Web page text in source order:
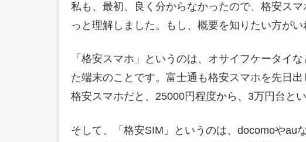
私も、最初、良く分からなかったので、格安ス
っと理解しました。もし、概要を知りたい方がい
「格安スマホ」というのは、オサイフケータイ
た端末のことです。富士通も格安スマホを先日
格安スマホだと、25000円程度から、3万円台とい
そして、「格安SIM」というのは、docomoやau